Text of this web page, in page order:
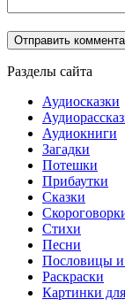
Разделы сайта
Аудиосказки
Аудиокниги
Загадки
Потешки
Прибаутки
Сказки
Стихи
Песни
Пословицы и
Раскраски
Картинки